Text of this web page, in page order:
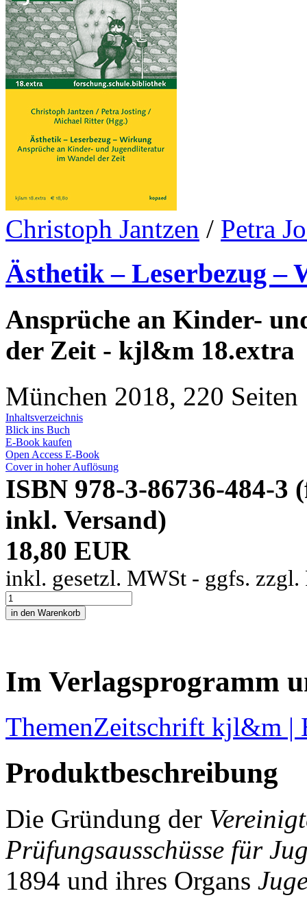
Christoph Jantzen / Petra
Ästhetik – Leserbezug –
Ansprüche an Kinder-
der Zeit - kjl&m 18.extra
München 2018, 220 Seiten
Inhaltsverzeichnis
Blick ins Buch
E-Book kaufen
Open Access E-Book
Cover in hoher Auflösung
ISBN 978-3-86736-484-
inkl. Versand)
18,80 EUR
inkl. gesetzl. MWSt - ggfs. zzgl.
Im Verlagsprogramm
ThemenZeitschrift kjl&m |
Produktbeschreibung
Die Gründung der
Prüfungsausschüsse für
1894 und ihres Organs